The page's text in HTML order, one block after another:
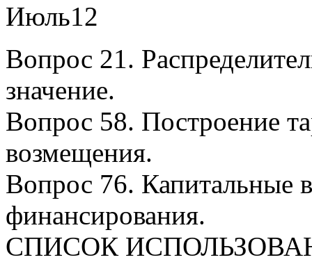
Июль12
Вопрос 21.
значение.
Вопрос 58. Построение
возмещения.
Вопрос 76. Капитальные
финансирования.
СПИСОК